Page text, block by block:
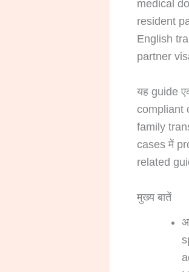
medical
resident
English
partner
यह guide
compliant
family
cases में
related
मुख्य बातें